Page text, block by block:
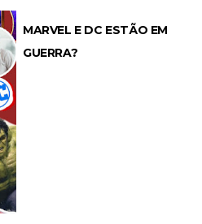
MARVEL E DC ESTÃO EM
GUERRA?